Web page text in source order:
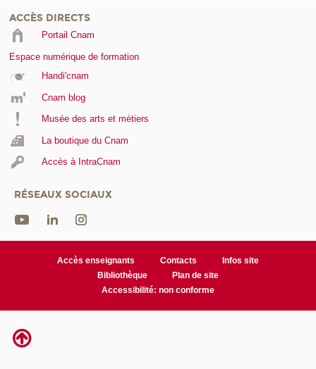
ACCÈS DIRECTS
Portail Cnam
Espace numérique de formation
Handi'cnam
Cnam blog
Musée des arts et métiers
La boutique du Cnam
Accès à IntraCnam
RÉSEAUX SOCIAUX
Accès enseignants Contacts
Infos site
Bibliothèque
Plan de site
Accessibilité: non conforme